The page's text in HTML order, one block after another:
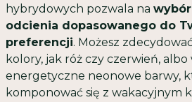
hybrydowych pozwala na
odcienia dopasowanego do
preferencji. Możesz
kolory, jak róż czy czerwień, albo
energetyczne neonowe barwy,
komponować się z wakacyjnym